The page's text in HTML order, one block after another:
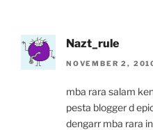
Nazt_rule
NOVEMBER 2,
mba rara salam
pesta blogger d
dengarr mba rara